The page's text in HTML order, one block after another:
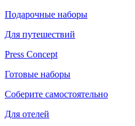
Подарочные наборы
Для путешествий
Press Concept
Готовые наборы
Соберите самостоятельно
Для отелей